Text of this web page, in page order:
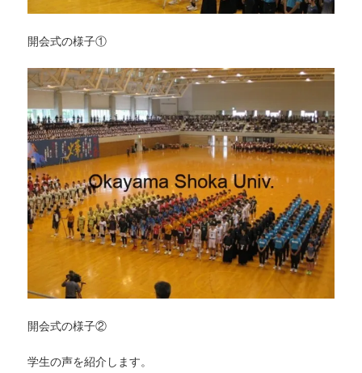
開会式の様子①
開会式の様子②
学生の声を紹介します。